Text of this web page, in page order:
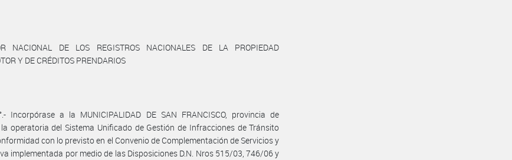
NACIONAL DE LOS REGISTROS NACIONALES DE LA PROPIEDAD
Y DE CRÉDITOS PRENDARIOS
Incorpórase a la MUNICIPALIDAD DE SAN FRANCISCO, provincia de
la operatoria del Sistema Unificado de Gestión de Infracciones de Tránsito
con lo previsto en el Convenio de Complementación de Servicios y
implementada por medio de las Disposiciones D.N. Nros 515/03, 746/06 y